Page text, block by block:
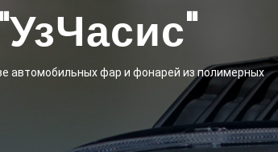
автомобильных фар и фонарей из полимерных